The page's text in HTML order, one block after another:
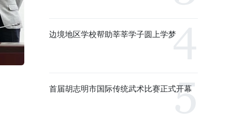
边境地区学校帮助莘莘学子圆上学梦
首届胡志明市国际传统武术比赛正式开幕